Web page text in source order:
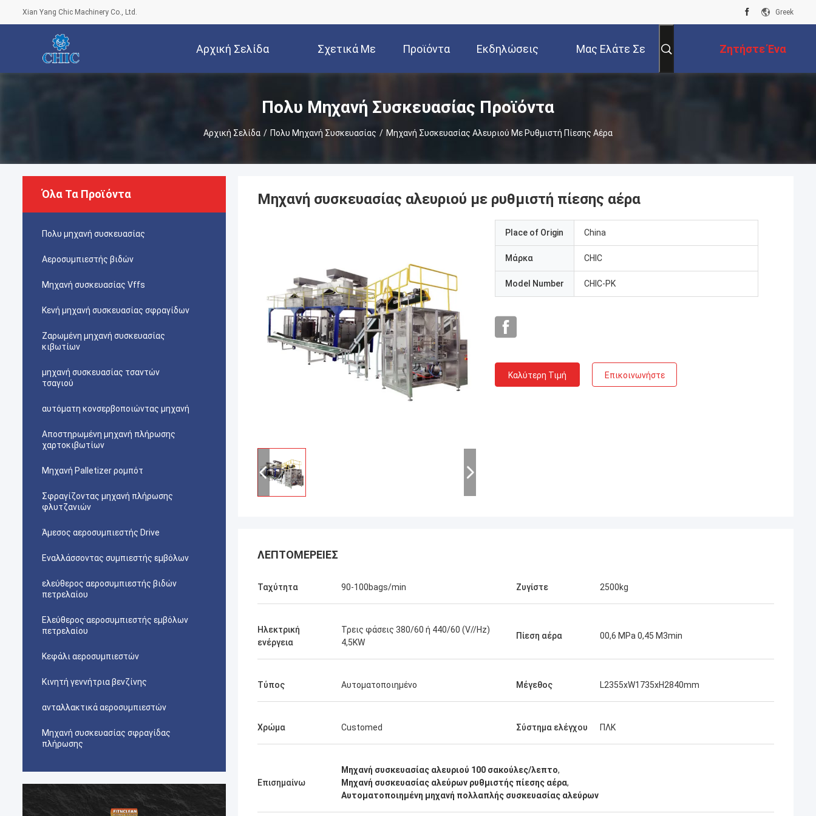
Xian Yang Chic Machinery Co., Ltd. Greek
Αρχική Σελίδα Σχετικά Με
Εμάς
Προϊόντα Εκδηλώσεις Μας Ελάτε Σε Ζητήστε Ένα
Απόσπασμα
Πολυ Μηχανή Συσκευασίας Προϊόντα
Αρχική Σελίδα / Πολυ Μηχανή Συσκευασίας / Μηχανή Συσκευασίας Αλευριού Με Ρυθμιστή Πίεσης Αέρα
Όλα Τα Προϊόντα
Πολυ μηχανή συσκευασίας
Αεροσυμπιεστής βιδών
Μηχανή συσκευασίας Vffs
Κενή μηχανή συσκευασίας σφραγίδων
Ζαρωμένη μηχανή συσκευασίας
κιβωτίων
μηχανή συσκευασίας τσαντών
τσαγιού
αυτόματη κονσερβοποιώντας μηχανή
Αποστηρωμένη μηχανή πλήρωσης
χαρτοκιβωτίων
Μηχανή Palletizer ρομπότ
Σφραγίζοντας μηχανή πλήρωσης
φλυτζανιών
Άμεσος αεροσυμπιεστής Drive
Εναλλάσσοντας συμπιεστής εμβόλων
ελεύθερος αεροσυμπιεστής βιδών
πετρελαίου
Ελεύθερος αεροσυμπιεστής εμβόλων
πετρελαίου
Κεφάλι αεροσυμπιεστών
Κινητή γεννήτρια βενζίνης
ανταλλακτικά αεροσυμπιεστών
Μηχανή συσκευασίας σφραγίδας
πλήρωσης
Μηχανή συσκευασίας αλευριού με ρυθμιστή πίεσης αέρα
Place of Origin China
Μάρκα CHIC
Model Number CHIC-PK
Καλύτερη Τιμή Επικοινωνήστε
ΛΕΠΤΟΜΈΡΕΙΕΣ
Ταχύτητα 90-100bags/min Ζυγίστε 2500kg
Ηλεκτρική
ενέργεια
Τρεις φάσεις 380/60 ή 440/60 (V//Hz)
4,5KW
Πίεση αέρα 00,6 MPa 0,45 M3min
Τύπος Αυτοματοποιημένο Μέγεθος L2355xW1735xH2840mm
Χρώμα Customed Σύστημα ελέγχου ΠΛΚ
Επισημαίνω
Μηχανή συσκευασίας αλευριού 100 σακούλες/λεπτο,
Μηχανή συσκευασίας αλεύρων ρυθμιστής πίεσης αέρα,
Αυτοματοποιημένη μηχανή πολλαπλής συσκευασίας αλεύρων